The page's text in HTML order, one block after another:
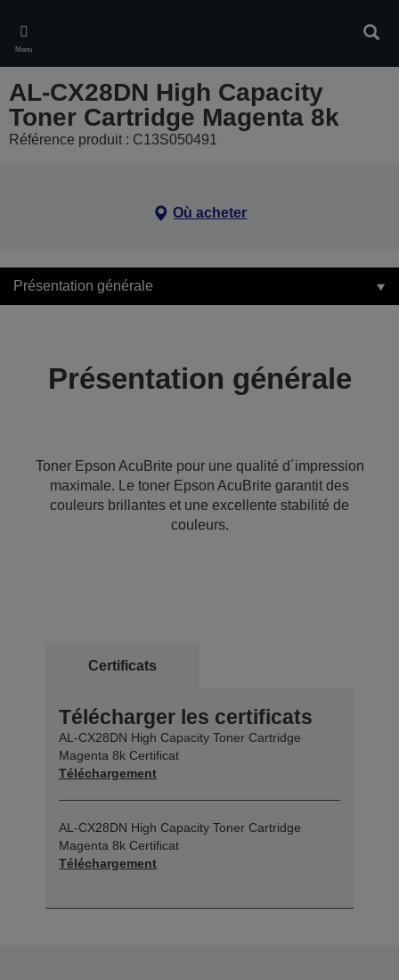
main
content
Menu
AL-CX28DN High Capacity
Toner Cartridge Magenta 8k
Référence produit : C13S050491
Où acheter
Présentation générale
Présentation générale
Toner Epson AcuBrite pour une qualité d´impression
maximale. Le toner Epson AcuBrite garantit des
couleurs brillantes et une excellente stabilité de
couleurs.
Certificats
Télécharger les certificats
AL-CX28DN High Capacity Toner Cartridge
Magenta 8k Certificat
Téléchargement
AL-CX28DN High Capacity Toner Cartridge
Magenta 8k Certificat
Téléchargement